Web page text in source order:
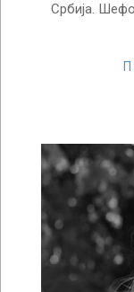
Србија.